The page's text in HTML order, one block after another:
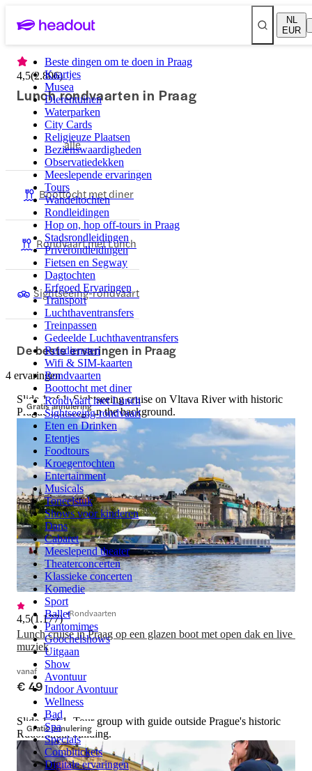
NL
EUR
Beste dingen om te doen in Praag
Kaartjes
Musea
Dierentuinen
Waterparken
City Cards
Religieuze Plaatsen
Bezienswaardigheden
Observatiedekken
Meeslepende ervaringen
Tours
Wandeltochten
Rondleidingen
Hop on, hop off-tours in Praag
Stadsrondleidingen
Privérondleidingen
Fietsen en Segway
Dagtochten
Erfgoed Ervaringen
Transport
Luchthaventransfers
Treinpassen
Gedeelde Luchthaventransfers
Reisdiensten
Wifi & SIM-kaarten
Rondvaarten
Boottocht met diner
Rondvaart met Lunch
Sightseeing-rondvaart
Eten en Drinken
Etentjes
Foodtours
Kroegentochten
Entertainment
Musicals
Toneelstuk
Shows voor kinderen
Dans
Cabaret
Meeslepend theater
Theaterconcerten
Klassieke concerten
Komedie
Sport
Ballet
Pantomimes
Goochelshows
Uitgaan
Show
Avontuur
Indoor Avontuur
Wellness
Bad
Spa
Specials
Combitickets
Digitale ervaringen
4,5(2.806)
Lunch rondvaarten in Praag
alle
Boottocht met diner
Rondvaart met Lunch
Sightseeing-rondvaart
De beste ervaringen in Praag
4 ervaringen
Gratis annulering
Slide 1 of 1, Sightseeing cruise on Vltava River with historic
Prague buildings in the background.
Lunch cruise in Praag op een glazen boot met open dak en live
muziek
4,5(1.177) Rondvaarten
vanaf
€ 49
Gratis annulering
Slide 1 of 1, Tour group with guide outside Prague's historic
Rudolfinum building.